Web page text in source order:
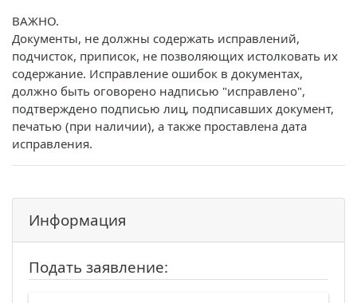
ВАЖНО.
Документы, не должны содержать исправлений,
подчисток, приписок, не позволяющих истолковать их
содержание. Исправление ошибок в документах,
должно быть оговорено надписью "исправлено",
подтверждено подписью лиц, подписавших документ,
печатью (при наличии), а также проставлена дата
исправления.
Информация
Подать заявление: